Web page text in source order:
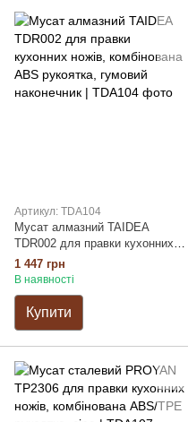
Артикул: TDA104
Мусат алмазний TAIDEA
TDR002 для правки кухонних
ножів, комбінована ABS
рукоятка, гумовий наконечник
1 447 грн
В наявності
Купити